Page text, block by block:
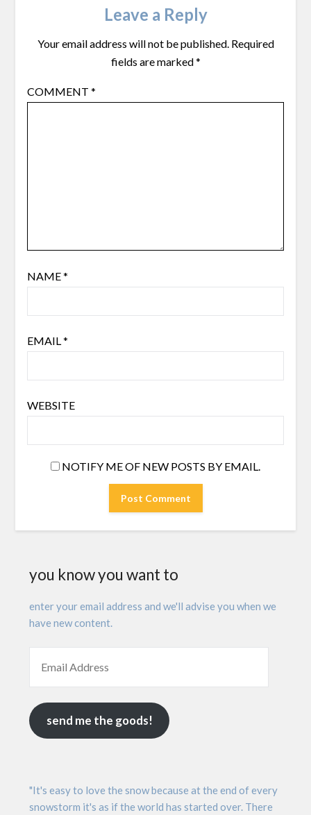
Leave a Reply
Your email address will not be published. Required
fields are marked*
COMMENT *
NAME*
EMAIL *
WEBSITE
NOTIFY ME OF NEW POSTS BY EMAIL.
you know you want to
enter your email address and we'll advise you when we
have new content.
send me the goods!
"It's easy to love the snow because at the end of every
snowstorm it's as if the world has started over. There